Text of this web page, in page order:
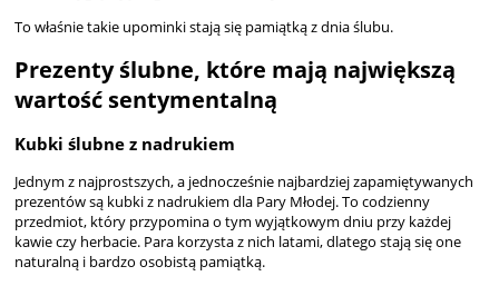
To właśnie takie upominki stają się pamiątką z dnia ślubu.
Prezenty ślubne, które mają największą
wartość sentymentalną
Kubki ślubne z nadrukiem
Jednym z najprostszych, a jednocześnie najbardziej zapamiętywanych
prezentów są kubki z nadrukiem dla Pary Młodej. To codzienny
przedmiot, który przypomina o tym wyjątkowym dniu przy każdej
kawie czy herbacie. Para korzysta z nich latami, dlatego stają się one
naturalną i bardzo osobistą pamiątką.